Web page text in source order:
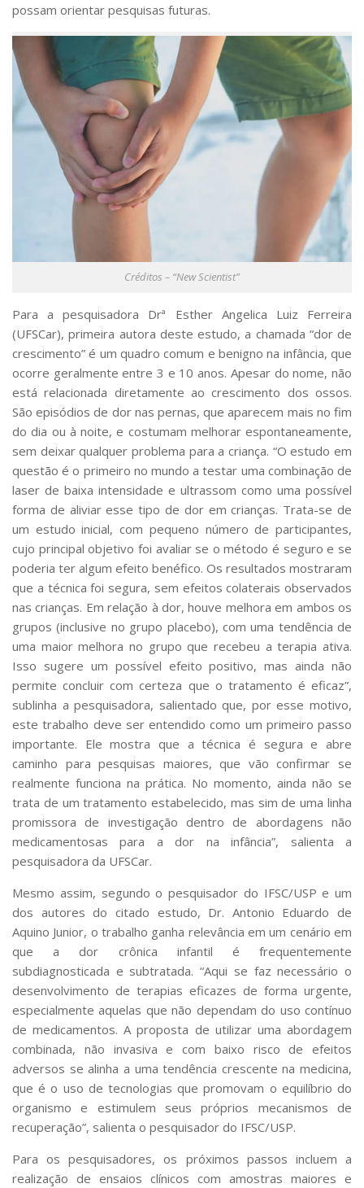
possam orientar pesquisas futuras.
Créditos – “New Scientist”
Para a pesquisadora Drª Esther Angelica Luiz Ferreira
(UFSCar), primeira autora deste estudo, a chamada “dor de
crescimento” é um quadro comum e benigno na infância, que
ocorre geralmente entre 3 e 10 anos. Apesar do nome, não
está relacionada diretamente ao crescimento dos ossos.
São episódios de dor nas pernas, que aparecem mais no fim
do dia ou à noite, e costumam melhorar espontaneamente,
sem deixar qualquer problema para a criança. “O estudo em
questão é o primeiro no mundo a testar uma combinação de
laser de baixa intensidade e ultrassom como uma possível
forma de aliviar esse tipo de dor em crianças. Trata-se de
um estudo inicial, com pequeno número de participantes,
cujo principal objetivo foi avaliar se o método é seguro e se
poderia ter algum efeito benéfico. Os resultados mostraram
que a técnica foi segura, sem efeitos colaterais observados
nas crianças. Em relação à dor, houve melhora em ambos os
grupos (inclusive no grupo placebo), com uma tendência de
uma maior melhora no grupo que recebeu a terapia ativa.
Isso sugere um possível efeito positivo, mas ainda não
permite concluir com certeza que o tratamento é eficaz”,
sublinha a pesquisadora, salientado que, por esse motivo,
este trabalho deve ser entendido como um primeiro passo
importante. Ele mostra que a técnica é segura e abre
caminho para pesquisas maiores, que vão confirmar se
realmente funciona na prática. No momento, ainda não se
trata de um tratamento estabelecido, mas sim de uma linha
promissora de investigação dentro de abordagens não
medicamentosas para a dor na infância”, salienta a
pesquisadora da UFSCar.
Mesmo assim, segundo o pesquisador do IFSC/USP e um
dos autores do citado estudo, Dr. Antonio Eduardo de
Aquino Junior, o trabalho ganha relevância em um cenário em
que a dor crônica infantil é frequentemente
subdiagnosticada e subtratada. “Aqui se faz necessário o
desenvolvimento de terapias eficazes de forma urgente,
especialmente aquelas que não dependam do uso contínuo
de medicamentos. A proposta de utilizar uma abordagem
combinada, não invasiva e com baixo risco de efeitos
adversos se alinha a uma tendência crescente na medicina,
que é o uso de tecnologias que promovam o equilíbrio do
organismo e estimulem seus próprios mecanismos de
recuperação”, salienta o pesquisador do IFSC/USP.
Para os pesquisadores, os próximos passos incluem a
realização de ensaios clínicos com amostras maiores e